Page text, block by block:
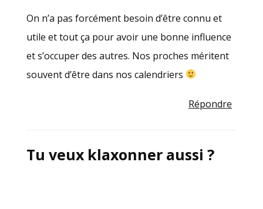
On n’a pas forcément besoin d’être connu et
utile et tout ça pour avoir une bonne influence
et s’occuper des autres. Nos proches méritent
souvent d’être dans nos calendriers
Répondre
Tu veux klaxonner aussi ?